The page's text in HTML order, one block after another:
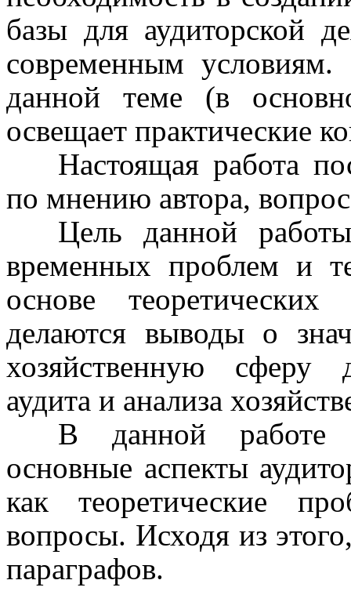
базы для аудиторской
современным
данной теме (в
освещает практические
Настоящая работа
по мнению автора,
Цель данной работы
временных проблем и
основе
делаются выводы о
хозяйственную сферу
аудита и анализа
В данной работе
основные аспекты
как теоретические
вопросы. Исходя из
параграфов.